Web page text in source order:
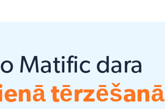
Matific dara
tērzēšanā